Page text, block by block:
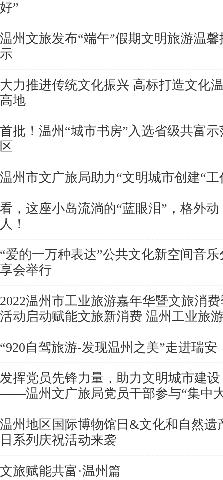
好”
温州文旅发布“端午”假期文明旅游温馨
示
大力推进传统文化振兴 高标打造文化
高地
首批！温州“城市书房”入选省级共富示
区
温州市文广旅局助力“文明城市创建“工
看，这座小岛流淌的“蓝眼泪”，格外动
人！
“爱的一万种表达”公共文化新空间音乐
享会举行
2022温州市工业旅游嘉年华暨文旅消费
活动启动赋能文旅新消费 温州工业旅
“920自驾旅游-发现温州之美”走进瑞安
发挥党员先锋力量，助力文明城市建设
——温州文广旅局党员干部参与“集中
温州地区国际博物馆日&文化和自然遗
日系列庆祝活动来袭
文旅赋能共富·温州篇